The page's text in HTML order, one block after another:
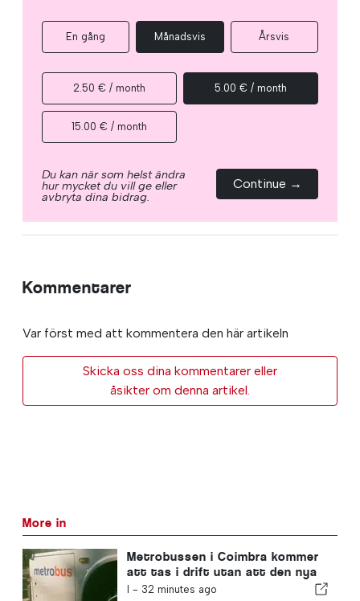
En gång Månadsvis Årsvis
2.50 € / month 5.00 € / month
15.00 € / month
Du kan när som helst ändra
hur mycket du vill ge eller
avbryta dina bidrag.
Continue →
Kommentarer
Var först med att kommentera den här artikeln
Skicka oss dina kommentarer eller
åsikter om denna artikel.
More in
Metrobussen i Coimbra kommer
att tas i drift utan att den nya
funktionen är färdigställd
I - 32 minutes ago